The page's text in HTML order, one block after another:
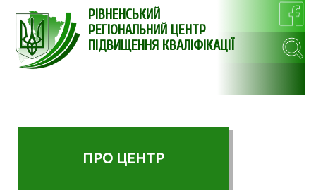
РІВНЕНСЬКИЙ
РЕГІОНАЛЬНИЙ ЦЕНТР
ПІДВИЩЕННЯ КВАЛІФІКАЦІЇ
ПРО ЦЕНТР